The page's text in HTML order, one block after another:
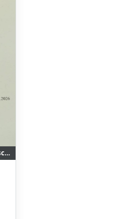
Urkunde für den 2. Platz beim Landesentscheid „Tanzen in der Schule“.